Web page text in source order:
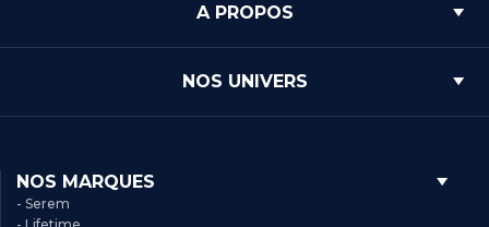
A PROPOS
NOS UNIVERS
NOS MARQUES
- Serem